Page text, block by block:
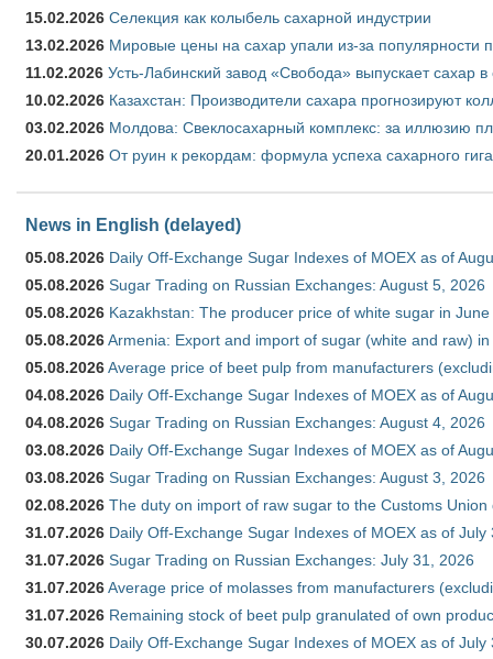
15.02.2026 Селекция как колыбель сахарной индустрии
13.02.2026 Мировые цены на сахар упали из-за популярности
11.02.2026 Усть-Лабинский завод «Свобода» выпускает сахар в
10.02.2026 Казахстан: Производители сахара прогнозируют
03.02.2026 Молдова: Свеклосахарный комплекс: за иллюзию
20.01.2026 От руин к рекордам: формула успеха сахарного
News in English (delayed)
05.08.2026 Daily Off-Exchange Sugar Indexes of MOEX as of
05.08.2026 Sugar Trading on Russian Exchanges: August 5, 2026
05.08.2026 Kazakhstan: The producer price of white sugar in
05.08.2026Armenia: Export and import of sugar (white and raw)
05.08.2026Average price of beet pulp from manufacturers
04.08.2026 Daily Off-Exchange Sugar Indexes of MOEX as of
04.08.2026 Sugar Trading on Russian Exchanges: August 4, 2026
03.08.2026 Daily Off-Exchange Sugar Indexes of MOEX as of
03.08.2026 Sugar Trading on Russian Exchanges: August 3, 2026
02.08.2026 The duty on import of raw sugar to the Customs
31.07.2026 Daily Off-Exchange Sugar Indexes of MOEX as of July
31.07.2026 Sugar Trading on Russian Exchanges: July 31, 2026
31.07.2026Average price of molasses from manufacturers
31.07.2026 Remaining stock of beet pulp granulated of own
30.07.2026 Daily Off-Exchange Sugar Indexes of MOEX as of July